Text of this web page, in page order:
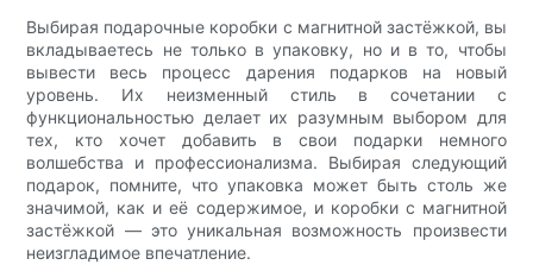
Выбирая подарочные коробки с магнитной застёжкой, вы
вкладываетесь не только в упаковку, но и в то, чтобы
вывести весь процесс дарения подарков на новый
уровень. Их неизменный стиль в сочетании с
функциональностью делает их разумным выбором для
тех, кто хочет добавить в свои подарки немного
волшебства и профессионализма. Выбирая следующий
подарок, помните, что упаковка может быть столь же
значимой, как и её содержимое, и коробки с магнитной
застёжкой — это уникальная возможность произвести
неизгладимое впечатление.